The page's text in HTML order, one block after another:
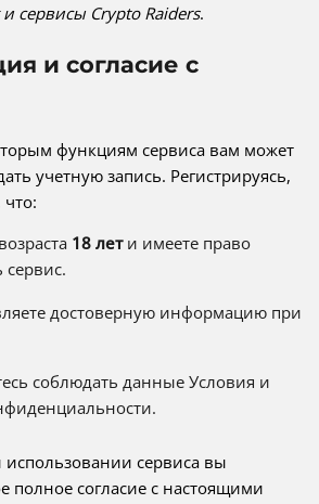
сервисы Crypto Raiders.
и согласие с
функциям сервиса вам может
учетную запись. Регистрируясь,
18 лети имеете право
сервис.
достоверную информацию при
соблюдать данные Условия и
сервиса вы
полное согласие с настоящими